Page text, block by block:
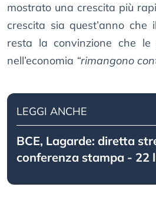
mostrato una crescita più
crescita sia quest’anno che
resta la convinzione che le
nell’economia “rimangono
LEGGI ANCHE
BCE, Lagarde: diretta
conferenza stampa - 22